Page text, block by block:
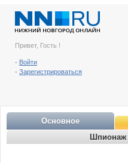
Привет, Гость !
- Войти
- Зарегистрироваться
Основное
Шпионаж